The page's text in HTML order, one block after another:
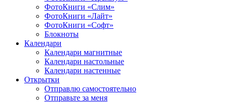
ФотоКниги «Слим»
ФотоКниги «Лайт»
ФотоКниги «Софт»
Блокноты
Календари
Календари магнитные
Календари настольные
Календари настенные
Открытки
Отправлю самостоятельно
Отправьте за меня